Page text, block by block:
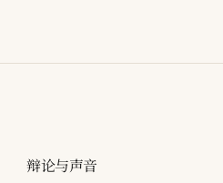
辩论与声音